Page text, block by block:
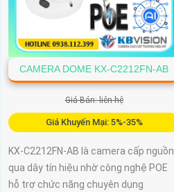
CAMERA DOME KX-C2212FN-AB
Giá Bán: liên hệ
Giá Khuyến Mại: 5%-35%
KX-C2212FN-AB là camera cấp nguồn
qua dây tín hiệu nhờ công nghệ POE
hỗ trợ chức năng chuyên dụng